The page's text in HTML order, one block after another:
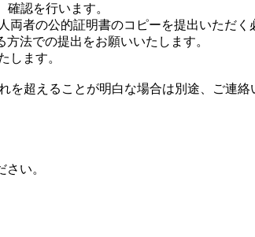
認を行います。
者の公的証明書のコピーを提出いただく
法での提出をお願いいたします。
します。
超えることが明白な場合は別途、ご連絡
い。